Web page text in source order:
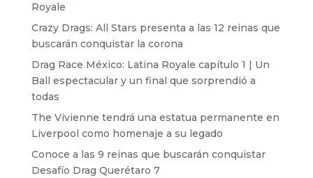
Royale
Crazy Drags: All Stars presenta a las 12 reinas que
buscarán conquistar la corona
Drag Race México: Latina Royale capítulo 1 | Un
Ball espectacular y un final que sorprendió a
todas
The Vivienne tendrá una estatua permanente en
Liverpool como homenaje a su legado
Conoce a las 9 reinas que buscarán conquistar
Desafío Drag Querétaro 7